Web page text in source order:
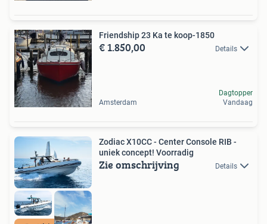
Friendship 23 Ka te koop-1850
€ 1.850,00 Details
Amsterdam
Dagtopper
Vandaag
Zodiac X10CC - Center Console RIB -
uniek concept! Voorradig
Zie omschrijving Details